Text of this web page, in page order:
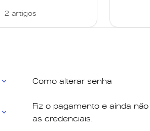
2 artigos
Como alterar senha
Fiz o pagamento e ainda
as credenciais.